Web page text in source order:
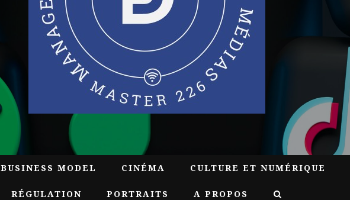
BUSINESS MODEL CINÉMA CULTURE ET NUMÉRIQUE
RÉGULATION PORTRAITS A PROPOS